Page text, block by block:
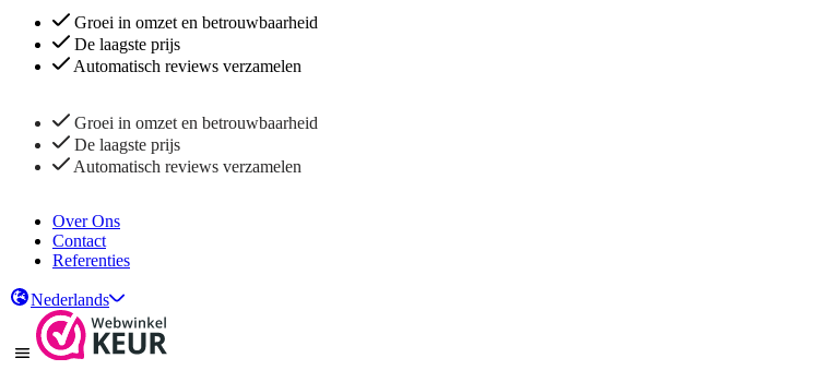
Groei in omzet en betrouwbaarheid
De laagste prijs
Automatisch reviews verzamelen
Groei in omzet en betrouwbaarheid
De laagste prijs
Automatisch reviews verzamelen
Over Ons
Contact
Referenties
Nederlands